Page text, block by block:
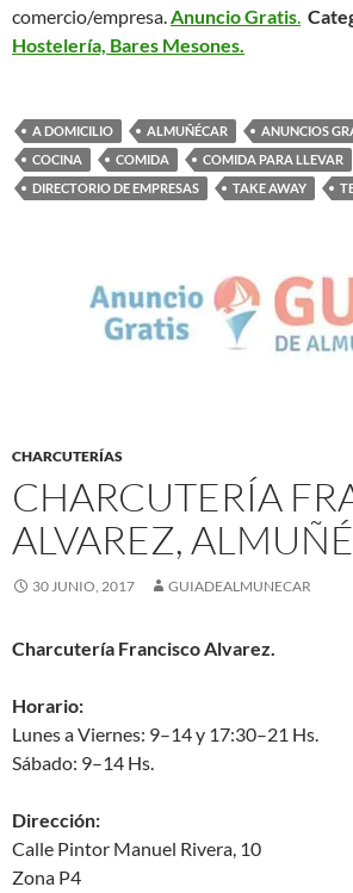
comercio/empresa. Anuncio Gratis
Hostelería, Bares Mesones.
A DOMICILIO ALMUÑÉCAR ANUNCIOS
COCINA
COMIDA
COMIDA PARA LLEVAR
DIRECTORIO DE EMPRESAS
TAKE AWAY
CHARCUTERÍAS
CHARCUTERÍA
ALVAREZ,
30 JUNIO, 2017 GUIADEALMUNECAR
Charcutería Francisco Alvarez.
Horario:
Lunes a Viernes: 9–14 y 17:30–21 Hs.
Sábado: 9–14 Hs.
Dirección:
Calle Pintor Manuel Rivera, 10
Zona P4